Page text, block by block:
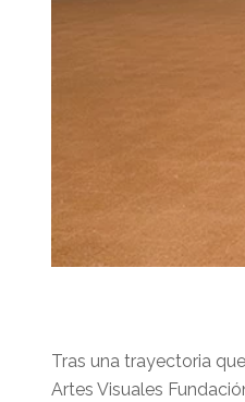
Tras una trayectoria
Artes Visuales